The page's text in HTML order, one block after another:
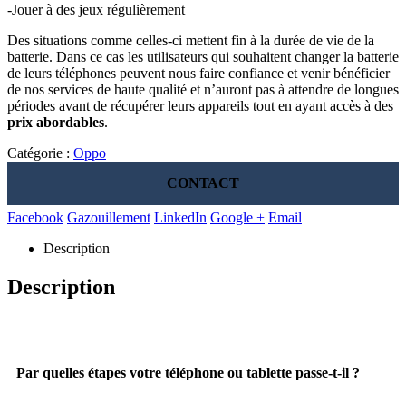
-Jouer à des jeux régulièrement
Des situations comme celles-ci mettent fin à la durée de vie de la
batterie. Dans ce cas les utilisateurs qui souhaitent changer la batterie
de leurs téléphones peuvent nous faire confiance et venir bénéficier
de nos services de haute qualité et n’auront pas à attendre de longues
périodes avant de récupérer leurs appareils tout en ayant accès à des
prix abordables.
Catégorie : Oppo
CONTACT
Facebook Gazouillement LinkedIn Google + Email
Description
Description
Par quelles étapes votre téléphone ou tablette passe-t-il ?